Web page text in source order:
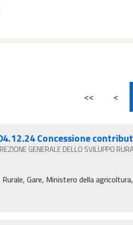
<< <
Concessione
GENERALE DELLO SVILUPPO
Rurale, Gare, Ministero della